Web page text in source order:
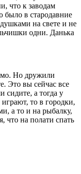
что к заводам
было в стародавние
на свете и не
одни. Данька
Но дружили
Это вы сейчас все
сидите, а тогда у
то в городки,
а то и на рыбалку,
что на полати спать